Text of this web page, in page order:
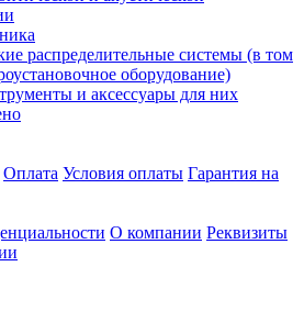
распределительные системы (в том
оборудование)
и аксессуары для них
Оплата Условия оплаты Гарантия на
О компании Реквизиты